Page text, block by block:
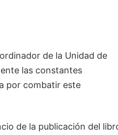
de la Unidad de
las constantes
por combatir este
de la publicación del